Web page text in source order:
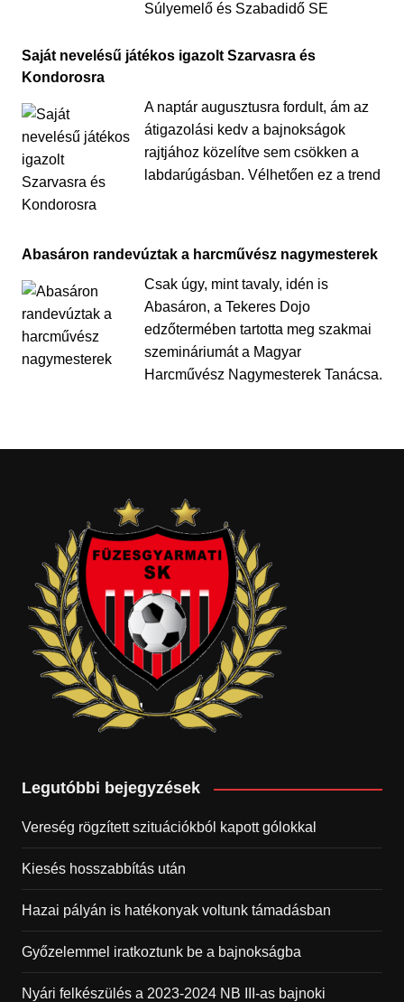
Súlyemelő és Szabadidő SE
Saját nevelésű játékos igazolt Szarvasra és
Kondorosra
A naptár augusztusra fordult, ám az
átigazolási kedv a bajnokságok
rajtjához közelítve sem csökken a
labdarúgásban. Vélhetően ez a trend
Abasáron randevúztak a harcművész nagymesterek
Csak úgy, mint tavaly, idén is
Abasáron, a Tekeres Dojo
edzőtermében tartotta meg szakmai
szemináriumát a Magyar
Harcművész Nagymesterek Tanácsa.
Legutóbbi bejegyzések
Vereség rögzített szituációkból kapott gólokkal
Kiesés hosszabbítás után
Hazai pályán is hatékonyak voltunk támadásban
Győzelemmel iratkoztunk be a bajnokságba
Nyári felkészülés a 2023-2024 NB III-as bajnoki